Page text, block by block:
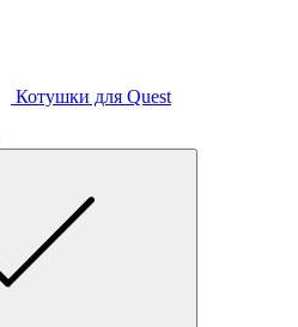
Котушки для Quest